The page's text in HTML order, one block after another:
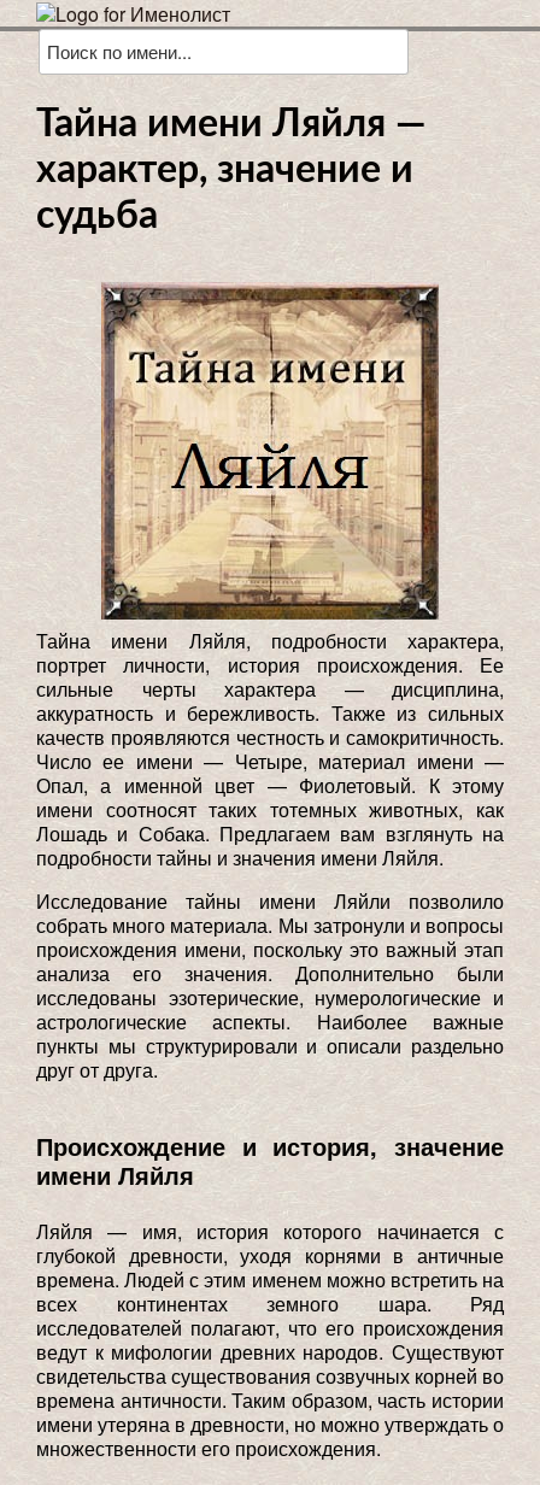
Тайна имени Ляйля —
характер, значение и
судьба
Тайна имени Ляйля, подробности характера,
портрет личности, история происхождения. Ее
сильные черты характера — дисциплина,
аккуратность и бережливость. Также из сильных
качеств проявляются честность и самокритичность.
Число ее имени — Четыре, материал имени —
Опал, а именной цвет — Фиолетовый. К этому
имени соотносят таких тотемных животных, как
Лошадь и Собака. Предлагаем вам взглянуть на
подробности тайны и значения имени Ляйля.
Исследование тайны имени Ляйли позволило
собрать много материала. Мы затронули и вопросы
происхождения имени, поскольку это важный этап
анализа его значения. Дополнительно были
исследованы эзотерические, нумерологические и
астрологические аспекты. Наиболее важные
пункты мы структурировали и описали раздельно
друг от друга.
Происхождение и история, значение
имени Ляйля
Ляйля — имя, история которого начинается с
глубокой древности, уходя корнями в античные
времена. Людей с этим именем можно встретить на
всех континентах земного шара. Ряд
исследователей полагают, что его происхождения
ведут к мифологии древних народов. Существуют
свидетельства существования созвучных корней во
времена античности. Таким образом, часть истории
имени утеряна в древности, но можно утверждать о
множественности его происхождения.